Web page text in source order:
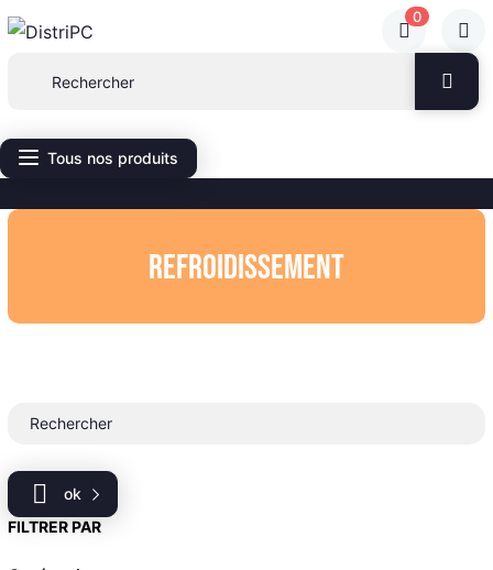
0
Tous nos produits
Refroidissement

ok
FILTRER PAR